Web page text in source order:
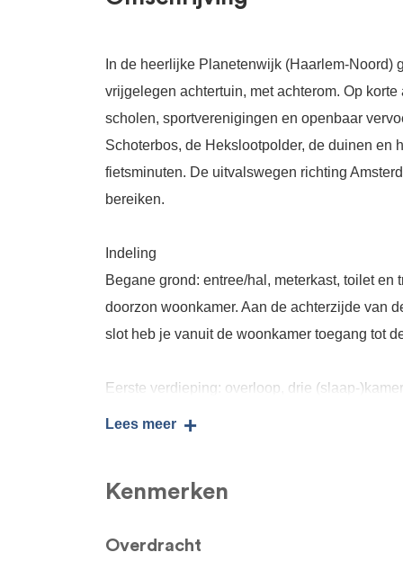
In de heerlijke Planetenwijk (Haarlem-Noord)
vrijgelegen achtertuin, met achterom. Op
scholen, sportverenigingen en openbaar
Schoterbos, de Hekslootpolder, de duinen en
fietsminuten. De uitvalswegen richting
bereiken.
Indeling
Begane grond: entree/hal, meterkast, toilet
doorzon woonkamer. Aan de achterzijde van
slot heb je vanuit de woonkamer toegang tot
Eerste verdieping: overloop, drie (slaap-
de grootste slaapkamer heb je, via de
slaapkamer, met dakkapel, van ca. 15m² te
Lees meer +
Kenmerken
Overdracht